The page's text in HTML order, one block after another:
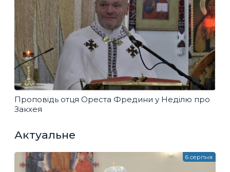
Проповідь отця Ореста Фредини у Неділю про
Закхея
Актуальне
6 серпня